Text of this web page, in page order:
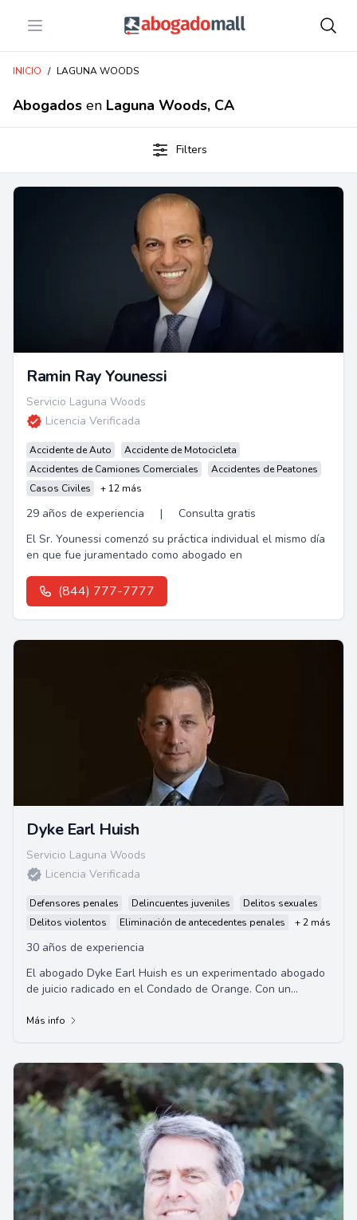
Open menu Abogadomall
INICIO / LAGUNA WOODS
Abogados en Laguna Woods, CA
Filters
Ramin Ray Younessi
Servicio Laguna Woods
Licencia Verificada
Accidente de Auto
Accidente de Motocicleta
Accidentes de Camiones Comerciales
Accidentes de Peatones
Casos Civiles
+ 12 más
29 años de experiencia |
Consulta gratis
El Sr. Younessi comenzó su práctica individual el mismo día
en que fue juramentado como abogado en
(844) 777-7777
Dyke Earl Huish
Servicio Laguna Woods
Licencia Verificada
Defensores penales Delincuentes juveniles
Delitos sexuales
Delitos violentos
Eliminación de antecedentes penales + 2 más
30 años de experiencia
El abogado Dyke Earl Huish es un experimentado abogado
de juicio radicado en el Condado de Orange. Con un
Más info